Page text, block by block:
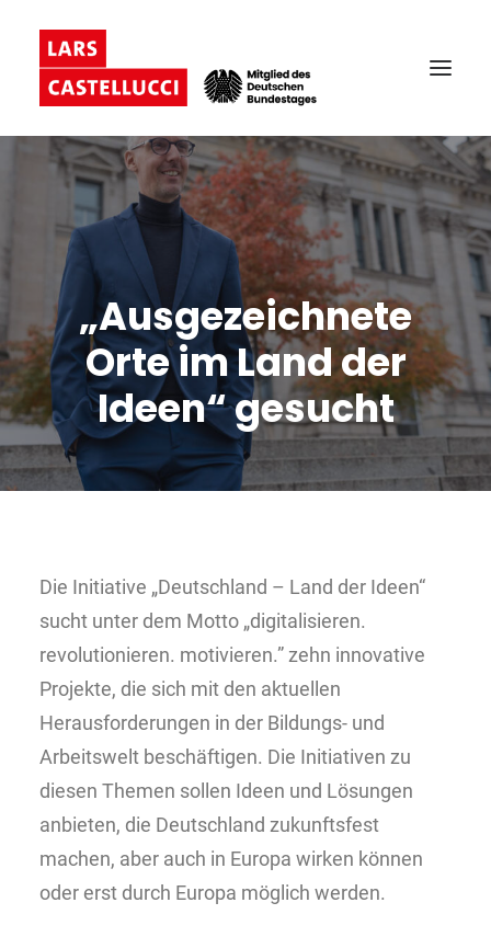
„Ausgezeichnete
Orte im Land der
Ideen“ gesucht
Die Initiative „Deutschland – Land der Ideen“
sucht unter dem Motto „digitalisieren.
revolutionieren. motivieren.” zehn innovative
Projekte, die sich mit den aktuellen
Herausforderungen in der Bildungs- und
Arbeitswelt beschäftigen. Die Initiativen zu
diesen Themen sollen Ideen und Lösungen
anbieten, die Deutschland zukunftsfest
machen, aber auch in Europa wirken können
oder erst durch Europa möglich werden.